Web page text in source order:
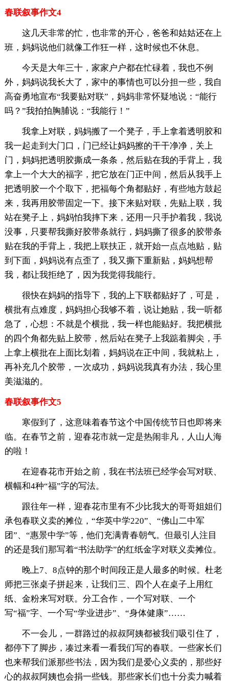
春联叙事作文4
这几天非常的忙，也非常的开心，爸爸和姑姑还在上
班，妈妈说他们就像工作狂一样，这时候也不休息。
今天是大年三十，家家户户都在忙碌着，我也不例
外，妈妈说我长大了，家中的事情也可以分担一些，我自
高奋勇地宣布“我要贴对联”，妈妈非常怀疑地说：“能行
吗？”我拍拍胸脯说：“我能行！”
我拿上对联，妈妈搬了一个凳子，手上拿着透明胶和
我一起走到大门口，门已经让妈妈擦的干干净净，关上
门，妈妈把透明胶撕成一条条，然后贴在我的手背上，我
拿上一个大大的福字，把它放在门正中间，然后从我手上
把透明胶一个个取下，把福每个角都贴好，有些地方鼓起
来，我再用胶带固定一下。接下来贴对联，先贴上联，我
站在凳子上，妈妈怕我摔下来，还用一只手护着我，我说
没事，只要帮我撕好胶带条就行，妈妈撕了很多的胶带条
贴在我的手背上，我把上联扶正，就开始一点点地贴，贴
到下面，妈妈说有点歪了，我又撕下重新贴，妈妈想帮
我，都让我拒绝了，因为我觉得我能行。
很快在妈妈的指导下，我的上下联都贴好了，可是，
横批有点难度，妈妈担心我够不着，说让她贴，我一听都
急了，心想：不就是个横批，我一样也能贴好。我把横批
的四个角都先贴上胶带，然后站在凳子上我踮着脚尖，手
上拿上横批在上面比划着，妈妈说在正中间，我就粘上，
再补充几个胶带，一次成功，妈妈说我真有办法，我心里
美滋滋的。
春联叙事作文5
寒假到了，这意味着春节这个中国传统节日也即将来
临。在春节之前，迎春花市就一定是热闹非凡，人山人海
的啦！
在迎春花市开始之前，我在书法班已经学会写对联、
横幅和4种“福”字的写法。
跟往年一样，迎春花市里有不少比我大的哥哥姐姐们
承包春联义卖的摊位，“华英中学220”、“佛山二中军
团”、“惠景中学”等，他们充满青春朝气。但最引人注目
的还是我们那写着“书法助学”的红纸金字对联义卖摊位。
晚上7、8点钟的那个时间段正是人最多的时候。杜老
师把三张桌子拼起来，让我们三、四个人在桌子上用红
纸、金粉来写对联。分工合作，一个写对联、一个
写“福”字、一个写“学业进步”、“身体健康”……
不一会儿，一群路过的叔叔阿姨都被我们吸引住了，
都停下了脚步，凑过来看一看我们写的春联。一些家长们
也来帮我们派那些书法，因为我们是爱心义卖的，那些好
心的叔叔阿姨也会捐一些钱。那些家长们也十分卖力喊着